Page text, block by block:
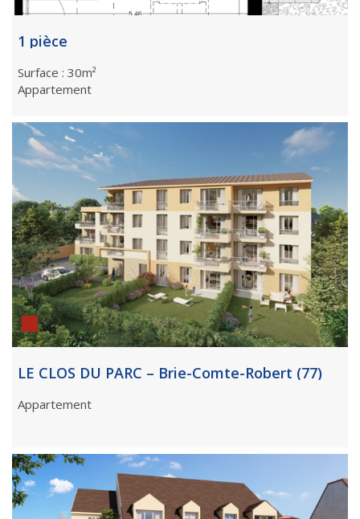
1 pièce
Surface : 30m²
Appartement
LE CLOS DU PARC – Brie-Comte-Robert (77)
Appartement